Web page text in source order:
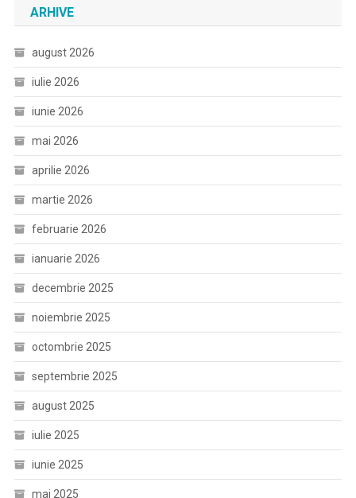
ARHIVE
august 2026
iulie 2026
iunie 2026
mai 2026
aprilie 2026
martie 2026
februarie 2026
ianuarie 2026
decembrie 2025
noiembrie 2025
octombrie 2025
septembrie 2025
august 2025
iulie 2025
iunie 2025
mai 2025